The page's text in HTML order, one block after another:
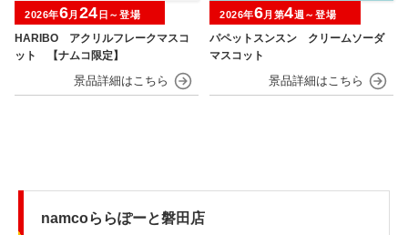
HARIBO アクリルフレークマスコ
ット 【ナムコ限定】
2026年6月 24 日～登場
パペットスンスン クリームソーダ
マスコット
2026年6月第4週～登場
namcoららぽーと磐田店